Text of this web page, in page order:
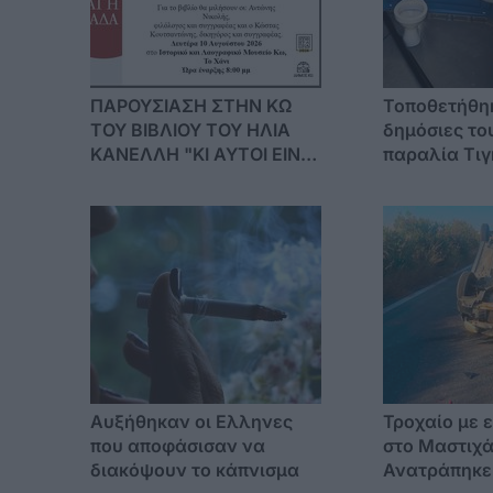
ΠΑΡΟΥΣΙΑΣΗ ΣΤΗΝ ΚΩ
ΤΟΥ ΒΙΒΛΙΟΥ ΤΟΥ ΗΛΙΑ
ΚΑΝΕΛΛΗ "ΚΙ ΑΥΤΟΙ ΕΙΝΑΙ
δημόσιες
παραλία
Αυξήθηκαν οι Ελληνες
που αποφάσισαν να
διακόψουν το κάπνισμα
Τροχαίο με
στο